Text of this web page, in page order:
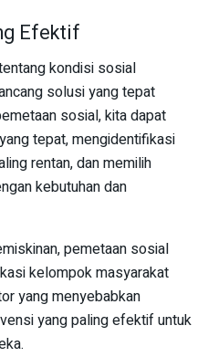
Efektif
kondisi sosial
solusi yang tepat
sosial, kita dapat
tepat, mengidentifikasi
rentan, dan memilih
kebutuhan dan
pemetaan sosial
kelompok masyarakat
yang menyebabkan
yang paling efektif untuk